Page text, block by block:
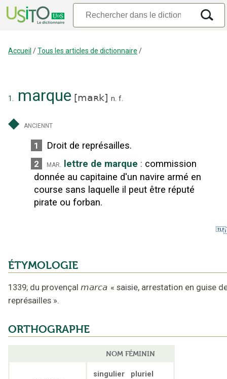
Accueil /Tous les articles de dictionnaire /
1. marque [maʀk] n. f.
◆ anciennt
1 Droit de représailles.
2 mar. lettre de marque : commission
donnée au capitaine d'un navire armé en
course sans laquelle il peut être réputé
pirate ou forban.
ÉTYMOLOGIE
1339; du provençal marca « saisie, arrestation en guise
représailles ».
ORTHOGRAPHE
NOM FÉMININ
singulier pluriel